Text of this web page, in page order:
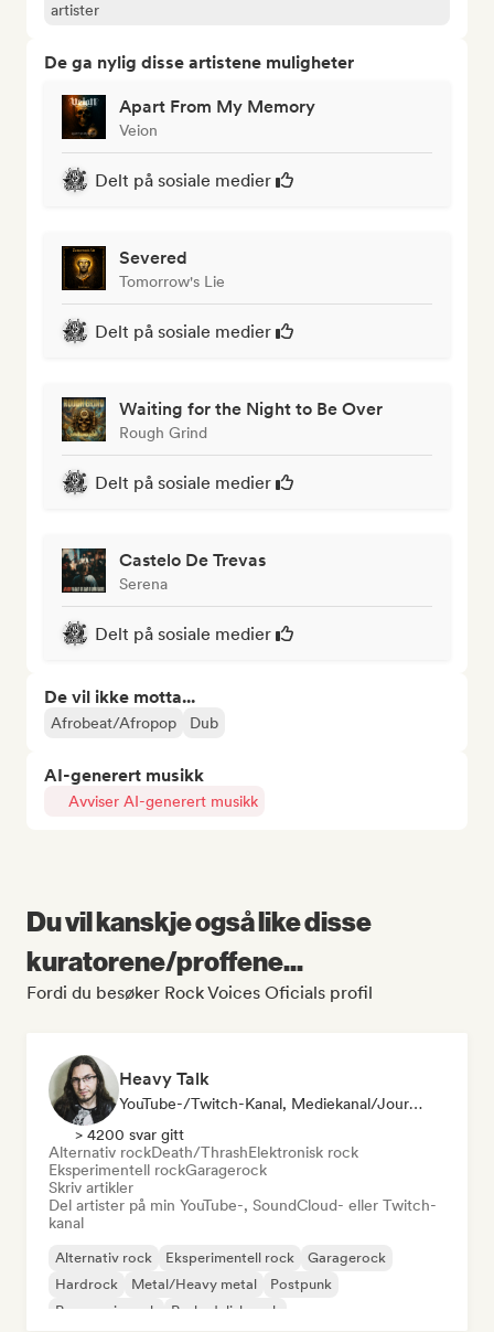
artister
De ga nylig disse artistene muligheter
Apart From My Memory
Veion
Delt på sosiale medier
Severed
Tomorrow's Lie
Delt på sosiale medier
Waiting for the Night to Be Over
Rough Grind
Delt på sosiale medier
Castelo De Trevas
Serena
Delt på sosiale medier
De vil ikke motta...
Afrobeat/Afropop Dub
AI-generert musikk
Avviser AI-generert musikk
Du vil kanskje også like disse
kuratorene/proffene...
Fordi du besøker Rock Voices Oficials profil
Heavy Talk
YouTube-/Twitch-Kanal, Mediekanal/journalist
> 4200 svar gitt
Alternativ rockDeath/ThrashElektronisk rock
Eksperimentell rockGaragerock
Skriv artikler
Del artister på min YouTube-, SoundCloud- eller Twitch-
kanal
Alternativ rock Eksperimentell rock
Garagerock
Hardrock
Metal/Heavy metal
Postpunk
Progressiv rock
Psykedelisk rock